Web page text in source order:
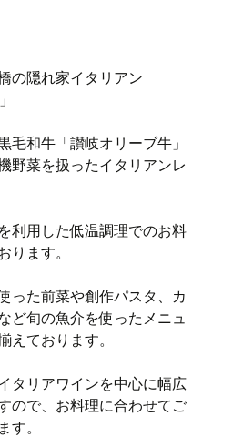
の隠れ家イタリアン
毛和牛「讃岐オリーブ牛」
野菜を扱ったイタリアンレ
利用した低温調理でのお料
ります。
った前菜や創作パスタ、カ
ど旬の魚介を使ったメニュ
えております。
タリアワインを中心に幅広
ので、お料理に合わせてご
す。